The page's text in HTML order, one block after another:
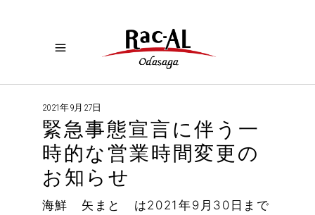
2021年9月27日
緊急事態宣言に伴う一
時的な営業時間変更の
お知らせ
海鮮 矢まと は2021年9月30日まで